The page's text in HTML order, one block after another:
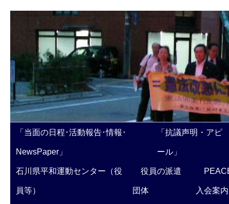
「当面の日程･活動報告･情報･
NewsPaper」
「抗議声明・アピ
ール」
石川県平和運動センター（役
員等）
役員の派遣
団体 入会案内